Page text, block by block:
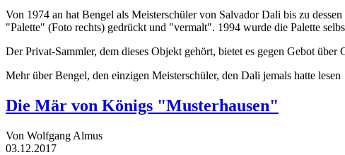
Von 1974 an hat Bengel als Meisterschüler von Salvador Dali bis zu
"Palette" (Foto rechts) gedrückt und "vermalt". 1994 wurde die Palette
Der Privat-Sammler, dem dieses Objekt gehört, bietet es gegen Gebot über
Mehr über Bengel, den einzigen Meisterschüler, den Dali jemals hatte lesen
Die Mär von Königs "Musterhausen"
Von Wolfgang Almus
03.12.2017